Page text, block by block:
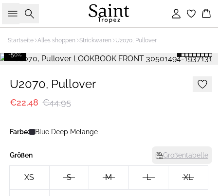
Suche Einloggen
Startseite Alles shoppen Strickwaren U2070, Pullover
-50%
U2070, Pullover
€22,48 €44,95
Farbe: Blue Deep Melange
Größen Größentabelle
XS S M L XL